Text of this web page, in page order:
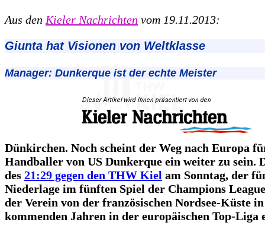
Aus den Kieler Nachrichten vom 19.11.2013:
Giunta hat Visionen von Weltklasse
Manager: Dunkerque ist der echte Meister
Dünkirchen. Noch scheint der Weg nach Europa
Handballer von US Dunkerque ein weiter zu sein.
des 21:29 gegen den THW Kiel am Sonntag, der
Niederlage im fünften Spiel der Champions
der Verein von der französischen Nordsee-Küste
kommenden Jahren in der europäischen Top-Liga